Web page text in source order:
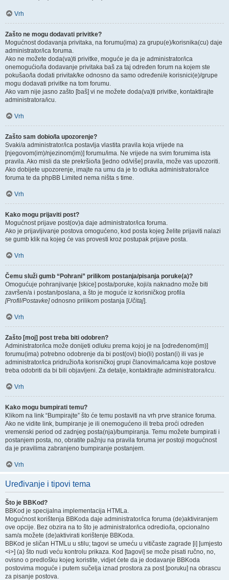
Vrh
Zašto ne mogu dodavati privitke?
Mogućnost dodavanja privitaka, na forumu(ima) za grupu(e)/korisnika(cu) daje
administrator/ica foruma.
Ako ne možete doda(va)ti privitke, moguće je da je administrator/ica
onemogućio/la dodavanje privitaka baš za taj određen forum na kojem ste
pokušao/la dodati privitak/ke odnosno da samo određeni/e korisnici(e)/grupe
mogu dodavati privitke na tom forumu.
Ako vam nije jasno zašto [baš] vi ne možete doda(va)ti privitke, kontaktirajte
administratora/icu.
Vrh
Zašto sam dobio/la upozorenje?
Svaki/a administrator/ica postavlja vlastita pravila koja vrijede na
[njegovom(im)/njezinom(im)] forumu/ima. Ne vrijede na svim forumima ista
pravila. Ako misli da ste prekršio/la [jedno od/više] pravila, može vas upozoriti.
Ako dobijete upozorenje, imajte na umu da je to odluka administratora/ice
foruma te da phpBB Limited nema ništa s time.
Vrh
Kako mogu prijaviti post?
Mogućnost prijave post(ov)a daje administrator/ica foruma.
Ako je prijavljivanje postova omogućeno, kod posta kojeg želite prijaviti nalazi
se gumb klik na kojeg će vas provesti kroz postupak prijave posta.
Vrh
Čemu služi gumb “Pohrani” prilikom postanja/pisanja poruke(a)?
Omogućuje pohranjivanje [skice] posta/poruke, koji/a naknadno može biti
završen/a i postan/poslana, a što je moguće iz korisničkog profila
[Profil/Postavke]odnosno prilikom postanja [Učitaj].
Vrh
Zašto [moj] post treba biti odobren?
Administrator/ica može donijeti odluku prema kojoj je na [određenom(im)]
forumu(ima) potrebno odobrenje da bi post(ovi) bio(li) postan(i) ili vas je
administrator/ica pridružio/la korisničkoj grupi članovima/icama koje postove
treba odobriti da bi bili objavljeni. Za detalje, kontaktirajte administratora/icu.
Vrh
Kako mogu bumpirati temu?
Klikom na link “Bumpirajte” što će temu postaviti na vrh prve stranice foruma.
Ako ne vidite link, bumpiranje je ili onemogućeno ili treba proći određen
vremenski period od zadnjeg posta(nja)/bumpiranja. Temu možete bumpirati i
postanjem posta, no, obratite pažnju na pravila foruma jer postoji mogućnost
da je pravilima zabranjeno bumpiranje postanjem.
Vrh
Uređivanje i tipovi tema
Što je BBKod?
BBKod je specijalna implementacija HTMLa.
Mogućnost korištenja BBKoda daje administrator/ica foruma (de)aktiviranjem
ove opcije. Bez obzira na to što je administrator/ica odredio/la, opcionalno
sam/a možete (de)aktivirati korištenje BBKoda.
BBKod je sličan HTMLu u stilu; tagovi se umeću u vitičaste zagrade [i] [umjesto
<i>] (a) što nudi veću kontrolu prikaza. Kod [tagovi] se može pisati ručno, no,
ovisno o predlošku kojeg koristite, vidjet ćete da je dodavanje BBKoda
postovima moguće i putem sučelja iznad prostora za post [poruku] na obrascu
za pisanje postova.